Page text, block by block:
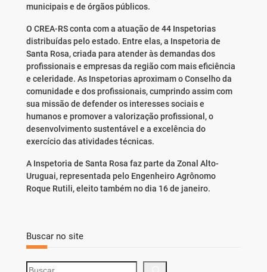
municipais e de órgãos públicos.
O CREA-RS conta com a atuação de 44 Inspetorias
distribuídas pelo estado. Entre elas, a Inspetoria de
Santa Rosa, criada para atender às demandas dos
profissionais e empresas da região com mais eficiência
e celeridade. As Inspetorias aproximam o Conselho da
comunidade e dos profissionais, cumprindo assim com
sua missão de defender os interesses sociais e
humanos e promover a valorização profissional, o
desenvolvimento sustentável e a excelência do
exercício das atividades técnicas.
A Inspetoria de Santa Rosa faz parte da Zonal Alto-
Uruguai, representada pelo Engenheiro Agrônomo
Roque Rutili, eleito também no dia 16 de janeiro.
Buscar no site
S